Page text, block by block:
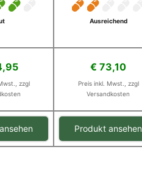
Ausreichend
zzgl
€ 73,10
Preis inkl. Mwst., zzgl
Versandkosten
Produkt ansehen